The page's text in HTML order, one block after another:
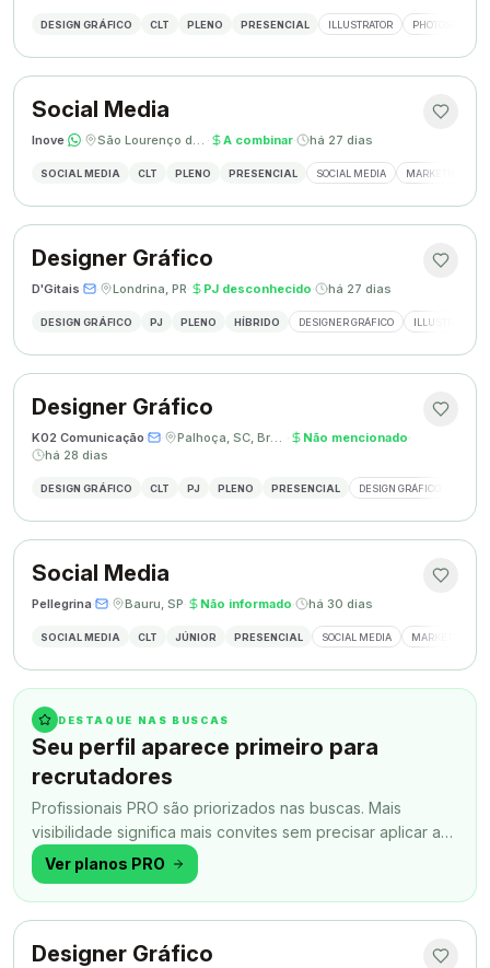
DESIGN GRÁFICO CLT PLENO PRESENCIAL ILLUSTRATOR PHOTOSHOP
Social Media
Inove· · São Lourenço do Oeste, SC · A combinar· há 27 dias
SOCIAL MEDIA CLT PLENO PRESENCIAL SOCIAL MEDIA MARKETING
Designer Gráfico
D'Gitais· · Londrina, PR· PJ desconhecido· há 27 dias
DESIGN GRÁFICO PJ PLENO HÍBRIDO DESIGNER GRÁFICO ILLUSTRATOR
Designer Gráfico
K02 Comunicação· · Palhoça, SC, Brasil · Não mencionado·
há 28 dias
DESIGN GRÁFICO CLT PJ PLENO PRESENCIAL DESIGN GRÁFICO
Social Media
Pellegrina· · Bauru, SP· Não informado· há 30 dias
SOCIAL MEDIA CLT JÚNIOR PRESENCIAL SOCIAL MEDIA MARKETING
DESTAQUE NAS BUSCAS
Seu perfil aparece primeiro para
recrutadores
Profissionais PRO são priorizados nas buscas. Mais
visibilidade significa mais convites sem precisar aplicar a
todo momento.
Ver planos PRO
Designer Gráfico